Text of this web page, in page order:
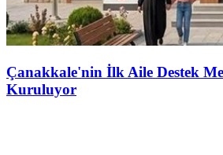
Çanakkale'nin İlk Aile Destek
Kuruluyor